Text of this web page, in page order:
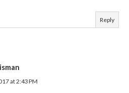
Reply
at 2:43 PM